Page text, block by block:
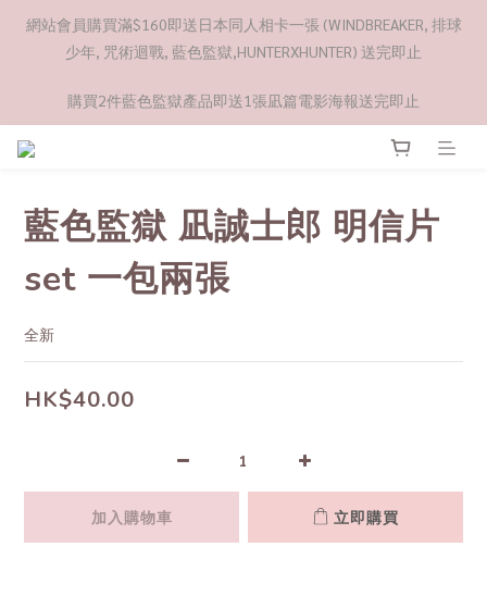
網站會員購買滿$160即送日本同人相卡一張 (WINDBREAKER, 排球
少年, 咒術迴戰, 藍色監獄,HUNTERXHUNTER) 送完即止
購買2件藍色監獄產品即送1張凪篇電影海報送完即止
藍色監獄 凪誠士郎 明信片
set 一包兩張
全新
HK$40.00
加入購物車 立即購買